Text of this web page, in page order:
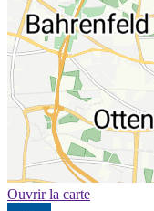
Ouvrir la carte